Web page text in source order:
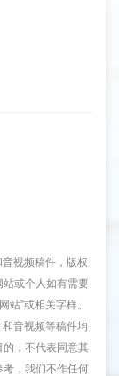
视频稿件，版权
或个人如有需要
站”或相关字样。
音视频等稿件均
的，不代表同意其
，我们不作任何